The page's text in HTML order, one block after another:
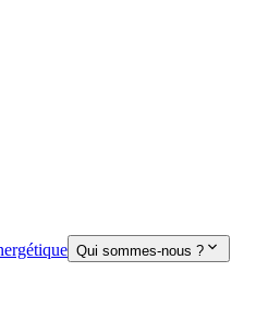
Qui sommes-nous ?